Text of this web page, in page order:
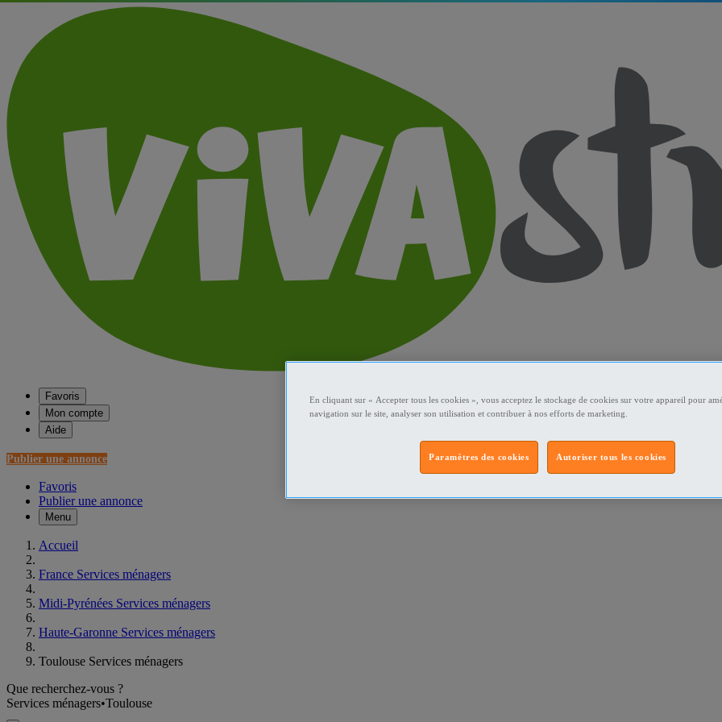
Favoris
Mon compte
Aide
Publier une annonce
Favoris
Publier une annonce
Menu
Accueil
France Services ménagers
Midi-Pyrénées Services ménagers
Haute-Garonne Services ménagers
Toulouse Services ménagers
Que recherchez-vous ?
Services ménagers•Toulouse
En cliquant sur « Accepter tous les cookies », vous acceptez le stockage de cookies sur votre appareil pour
navigation sur le site, analyser son utilisation et contribuer à nos efforts de marketing.
Autoriser tous les cookies
Paramètres des cookies